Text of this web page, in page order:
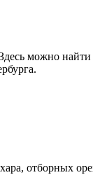
можно
отборных